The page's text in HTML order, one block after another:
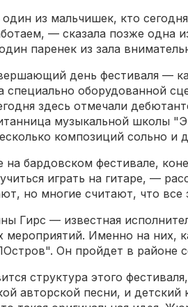
из мальчишек, кто
— сказала позже одна
паренек из зала
день фестиваля —
специально оборудованной
здесь отмечали
музыкальной школы
композиций сольно
бардовском фестивале,
играть на гитаре, —
но многие считают, что все
Гирс — известная
Именно на них,
Он пройдет в районе
структура этого
авторской песни, и